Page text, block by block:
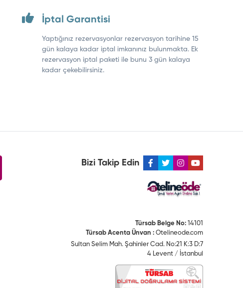
İptal Garantisi
Yaptığınız rezervasyonlar rezervasyon tarihine 15
gün kalaya kadar iptal imkanınız bulunmakta. Ek
rezervasyon iptal paketi ile bunu 3 gün kalaya
kadar çekebilirsiniz.
Bizi Takip Edin
Türsab Belge No: 14101
Türsab Acenta Ünvan : Otelineode.com
Sultan Selim Mah. Şahinler Cad. No:21 K:3 D:7
4 Levent / İstanbul